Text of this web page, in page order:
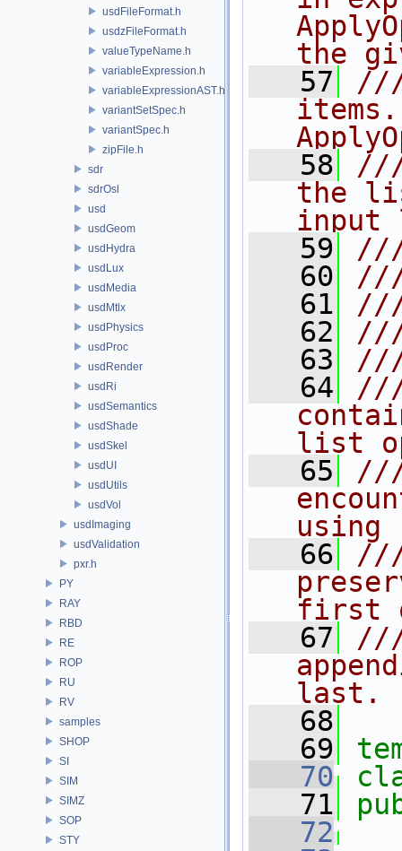
usdFileFormat.h
usdzFileFormat.h
valueTypeName.h
variableExpression.h
variableExpressionAST.h
variantSetSpec.h
variantSpec.h
zipFile.h
sdr
sdrOsl
usd
usdGeom
usdHydra
usdLux
usdMedia
usdMtlx
usdPhysics
usdProc
usdRender
usdRi
usdSemantics
usdShade
usdSkel
usdUI
usdUtils
usdVol
usdImaging
usdValidation
pxr.h
PY
RAY
RBD
RE
ROP
RU
RV
samples
SHOP
SI
SIM
SIMZ
SOP
STY
the
   57
   58
///
the
   59
///
   60
///
   61
///
   62
///
   63
   64
///
list
   65
///
using
   66
///
first
   67
///
last.
   68
   69
   70
   71
   72